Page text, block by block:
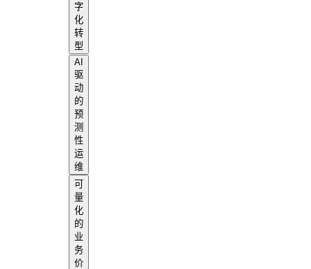
字
化
转
型
AI
驱
动
的
预
测
性
运
维
可
量
化
的
业
务
价